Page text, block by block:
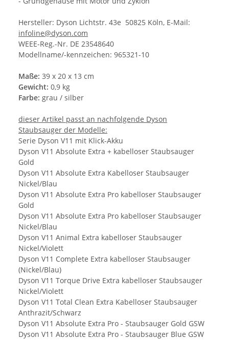
Hersteller: Dyson Lichtstr. 43e 50825 Köln, E-Mail:
infoline@dyson.com
WEEE-Reg.-Nr. DE 23548640
Modellname/-kennzeichen: 965321-10
Maße: 39 x 20 x 13 cm
Gewicht: 0,9 kg
Farbe: grau / silber
dieser Artikel passt an nachfolgende Dyson
Staubsauger der Modelle:
Serie Dyson V11 mit Klick-Akku
Dyson V11 Absolute Extra + kabelloser Staubsauger
Gold
Dyson V11 Absolute Extra Kabelloser Staubsauger
Nickel/Blau
Dyson V11 Absolute Extra Pro kabelloser Staubsauger
Gold
Dyson V11 Absolute Extra Pro kabelloser Staubsauger
Nickel/Blau
Dyson V11 Animal Extra kabelloser Staubsauger
Nickel/Violett
Dyson V11 Complete Extra kabelloser Staubsauger
(Nickel/Blau)
Dyson V11 Torque Drive Extra kabelloser Staubsauger
Nickel/Violett
Dyson V11 Total Clean Extra Kabelloser Staubsauger
Anthrazit/Schwarz
Dyson V11 Absolute Extra Pro - Staubsauger Gold GSW
Dyson V11 Absolute Extra Pro - Staubsauger Blue GSW